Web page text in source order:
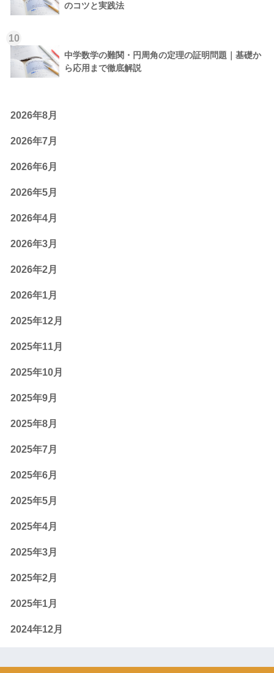
のコツと実践法
10
中学数学の難関・円周角の定理の証明問題｜基礎か
ら応用まで徹底解説
2026年8月
2026年7月
2026年6月
2026年5月
2026年4月
2026年3月
2026年2月
2026年1月
2025年12月
2025年11月
2025年10月
2025年9月
2025年8月
2025年7月
2025年6月
2025年5月
2025年4月
2025年3月
2025年2月
2025年1月
2024年12月